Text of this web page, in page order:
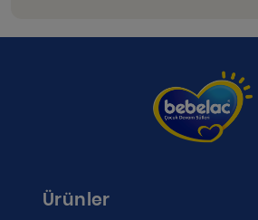
Ürünler